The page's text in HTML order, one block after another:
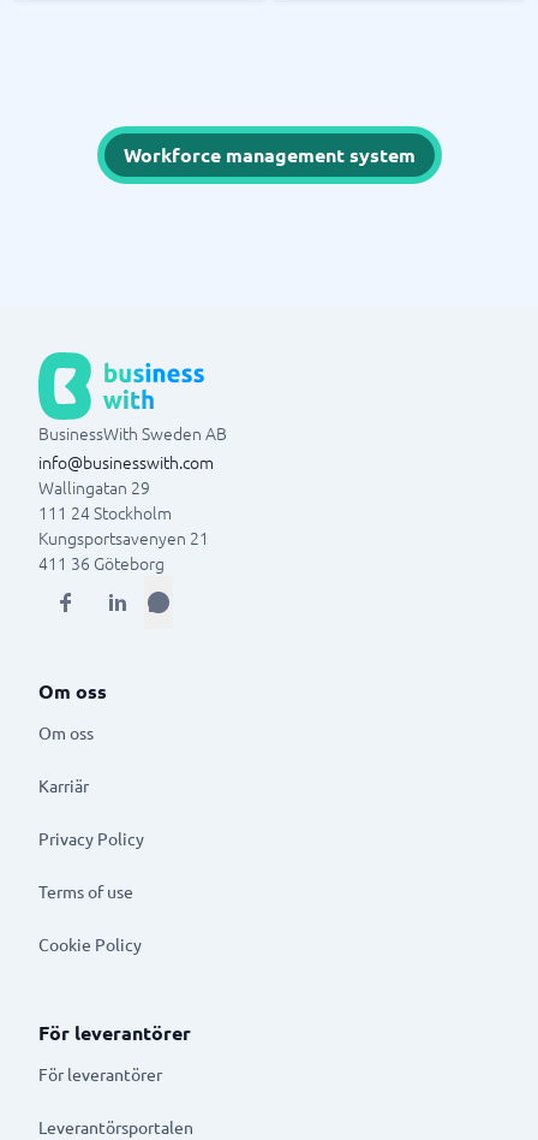
Workforce management system
BusinessWith Sweden AB
info@businesswith.com
Wallingatan 29
111 24Stockholm
Kungsportsavenyen 21
411 36 Göteborg
Om oss
Om oss
Karriär
Privacy Policy
Terms of use
Cookie Policy
För leverantörer
För leverantörer
Leverantörsportalen